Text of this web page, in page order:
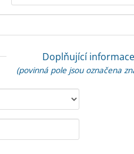
Doplňující informace
(povinná pole jsou označena